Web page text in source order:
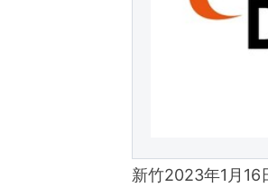
新竹2023年1月